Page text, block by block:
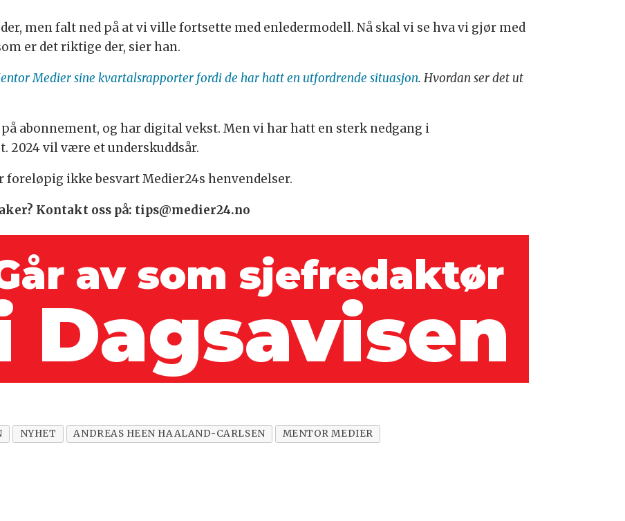
men falt ned på at vi ville fortsette med enledermodell. Nå skal vi se hva vi gjør med
er det riktige der, sier han.
Medier sine kvartalsrapporter fordi de har hatt en utfordrende situasjon. Hvordan ser det ut
abonnement, og har digital vekst. Men vi har hatt en sterk nedgang i
2024 vil være et underskuddsår.
foreløpig ikke besvart Medier24s henvendelser.
Kontakt oss på: tips@medier24.no
av som sjefredaktør
Dagsavisen
NYHET ANDREAS HEEN HAALAND-CARLSEN MENTOR MEDIER